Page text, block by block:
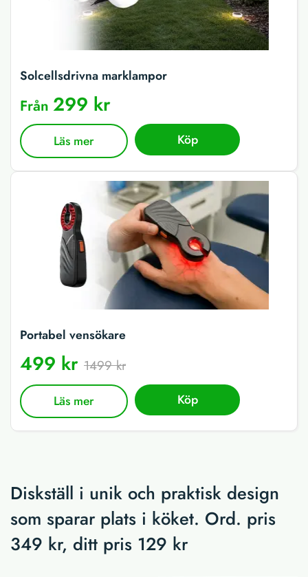
Solcellsdrivna marklampor
Från 299 kr
Läs mer Köp
Portabel vensökare
499 kr 1499 kr
Läs mer Köp
Diskställ i unik och praktisk design
som sparar plats i köket. Ord. pris
349 kr, ditt pris 129 kr